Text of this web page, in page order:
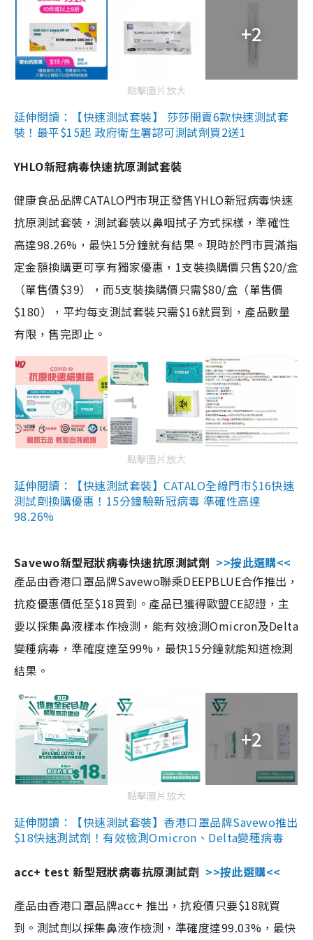
+2
點擊圖片放大
延伸閱讀：【快速測試套裝】 莎莎開賣6款快速測試套
裝！最平$15起 政府衛生署認可測試劑買2送1
YHLO新冠病毒快速抗原測試套裝
健康食品品牌CATALO門市現正發售YHLO新冠病毒快速
抗原測試套裝，測試套裝以鼻咽拭子方式採樣，準確性
高達98.26%，最快15分鐘就有結果。現時於門市買滿指
定金額換購更可享有獨家優惠，1支裝換購價只售$20/盒
（單售價$39），而5支裝換購價只需$80/盒（單售價
$180），平均每支測試套裝只需$16就買到，產品數量
有限，售完即止。
點擊圖片放大
延伸閱讀：【快速測試套裝】CATALO全線門市$16快速
測試劑換購優惠！15分鐘驗新冠病毒 準確性高達
98.26%
Savewo新型冠狀病毒快速抗原測試劑 >>按此選購<<
產品由香港口罩品牌Savewo聯乘DEEPBLUE合作推出，
抗疫優惠價低至$18買到。產品已獲得歐盟CE認證，主
要以採集鼻液樣本作檢測，能有效檢測Omicron及Delta
變種病毒，準確度達至99%，最快15分鐘就能知道檢測
結果。
+2
點擊圖片放大
延伸閱讀：【快速測試套裝】香港口罩品牌Savewo推出
$18快速測試劑！有效檢測Omicron、Delta變種病毒
acc+ test 新型冠狀病毒抗原測試劑 >>按此選購<<
產品由香港口罩品牌acc+ 推出，抗疫價只要$18就買
到。測試劑以採集鼻液作檢測，準確度達99.03%，最快